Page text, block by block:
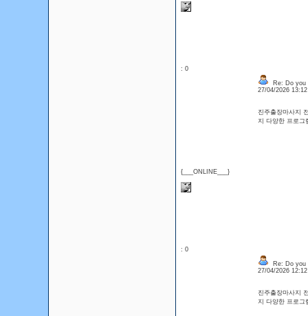
: 0
{___ONLINE___}
Re: Do you
27/04/2026
진주출장마사지
지 다양한 프로
: 0
Re: Do you
27/04/2026
진주출장마사지
지 다양한 프로